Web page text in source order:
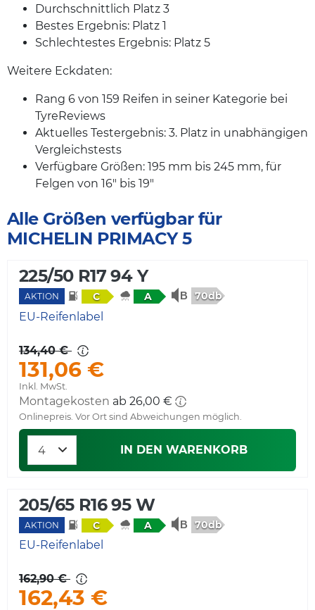
Durchschnittlich Platz 3
Bestes Ergebnis: Platz 1
Schlechtestes Ergebnis: Platz 5
Weitere Eckdaten:
Rang 6 von 159 Reifen in seiner Kategorie bei
TyreReviews
Aktuelles Testergebnis: 3. Platz in unabhängigen
Vergleichstests
Verfügbare Größen: 195 mm bis 245 mm, für
Felgen von 16" bis 19"
Alle Größen verfügbar für
MICHELIN PRIMACY 5
225/50 R17 94 Y
AKTION C A 70db
EU-Reifenlabel
134,40 €
131,06 €
Inkl. MwSt.
Montagekosten
Onlinepreis. Vor Ort sind Abweichungen möglich.
IN DEN WARENKORB
205/65 R16 95 W
AKTION C A 70db
EU-Reifenlabel
162,90 €
162,43 €